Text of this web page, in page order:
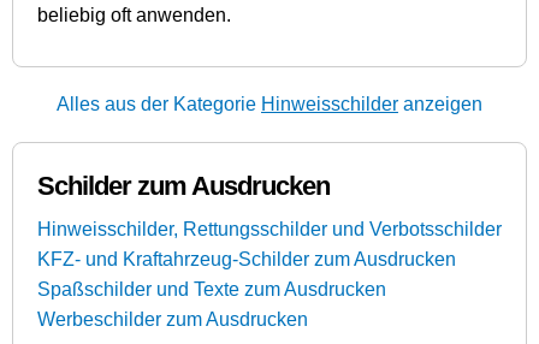
beliebig oft anwenden.
Alles aus der Kategorie Hinweisschilder anzeigen
Schilder zum Ausdrucken
Hinweisschilder, Rettungsschilder und Verbotsschilder
KFZ- und Kraftahrzeug-Schilder zum Ausdrucken
Spaßschilder und Texte zum Ausdrucken
Werbeschilder zum Ausdrucken